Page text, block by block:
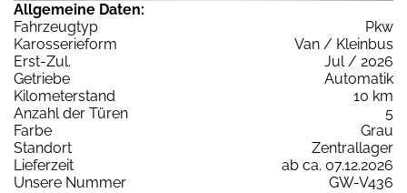
Allgemeine Daten:
Fahrzeugtyp
Pkw
Karosserieform
Van / Kleinbus
Erst-Zul.
Jul / 2026
Getriebe
Automatik
Kilometerstand
10 km
Anzahl der Türen
5
Farbe
Grau
Standort
Zentrallager
Lieferzeit
ab ca. 07.12.2026
Unsere Nummer
GW-V436